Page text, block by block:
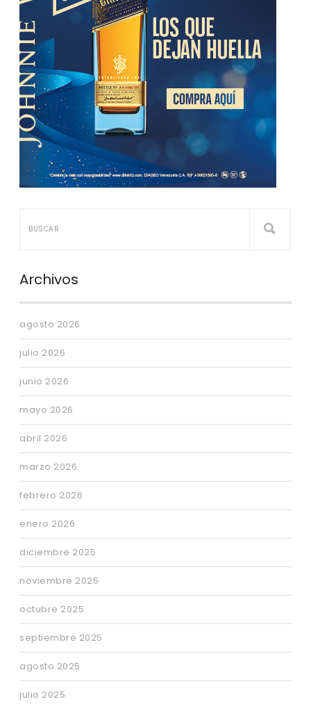
Archivos
agosto 2026
julio 2026
junio 2026
mayo 2026
abril 2026
marzo 2026
febrero 2026
enero 2026
diciembre 2025
noviembre 2025
octubre 2025
septiembre 2025
agosto 2025
julio 2025